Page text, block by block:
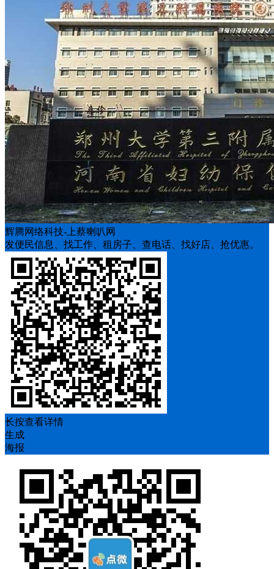
辉腾网络科技-上蔡喇叭网
发便民信息、找工作、租房子、查电话、找好店、抢优惠。
长按查看详情
生成
海报